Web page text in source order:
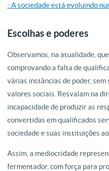
::A sociedade está evoluindo
Escolhas e poderes
Observamos, na atualidade,
comprovando a falta de
várias instâncias de poder,
valores sociais. Resvalam na
incapacidade de produzir as
convertidas em qualificados
sociedade e suas instituições
Assim, a mediocridade
fermentador, com força para